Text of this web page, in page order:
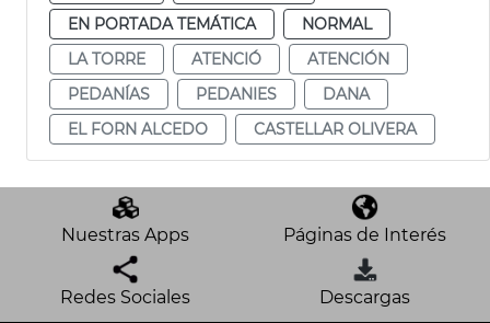
EN PORTADA TEMÁTICA
NORMAL
LA TORRE
ATENCIÓ
ATENCIÓN
PEDANÍAS
PEDANIES
DANA
EL FORN ALCEDO
CASTELLAR OLIVERA
Nuestras Apps Páginas de Interés
Redes Sociales Descargas